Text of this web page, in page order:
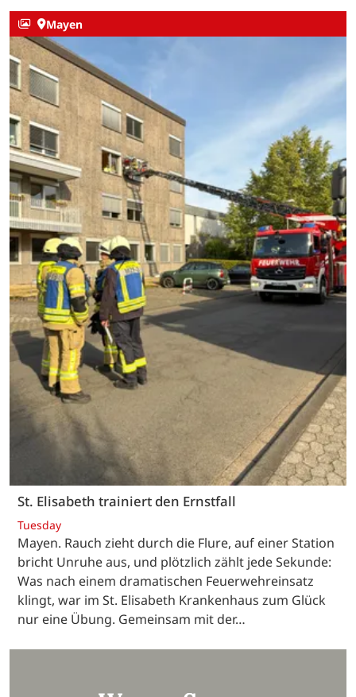
Mayen
St. Elisabeth trainiert den Ernstfall
Tuesday
Mayen. Rauch zieht durch die Flure, auf einer Station
bricht Unruhe aus, und plötzlich zählt jede Sekunde:
Was nach einem dramatischen Feuerwehreinsatz
klingt, war im St. Elisabeth Krankenhaus zum Glück
nur eine Übung. Gemeinsam mit der…